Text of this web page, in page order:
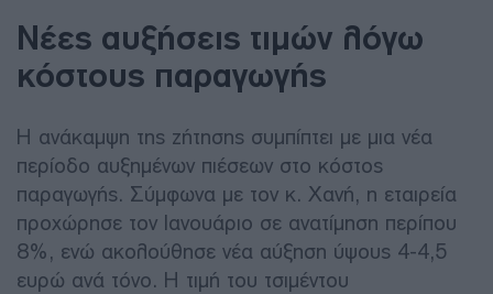
Νέες αυξήσεις τιμών λόγω
κόστους παραγωγής
Η ανάκαμψη της ζήτησης συμπίπτει με μια νέα
περίοδο αυξημένων πιέσεων στο κόστος
παραγωγής. Σύμφωνα με τον κ. Χανή, η εταιρεία
προχώρησε τον Ιανουάριο σε ανατίμηση περίπου
8%, ενώ ακολούθησε νέα αύξηση ύψους 4-4,5
ευρώ ανά τόνο. Η τιμή του τσιμέντου